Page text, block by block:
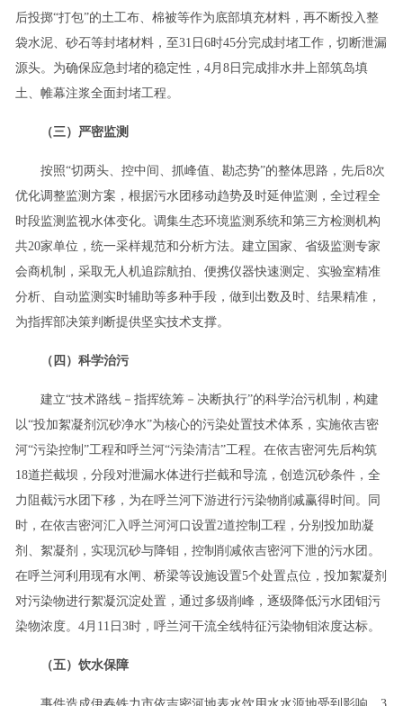
后投掷“打包”的土工布、棉被等作为底部填充材料，再不断投入整
袋水泥、砂石等封堵材料，至31日6时45分完成封堵工作，切断泄漏
源头。为确保应急封堵的稳定性，4月8日完成排水井上部筑岛填
土、帷幕注浆全面封堵工程。
（三）严密监测
按照“切两头、控中间、抓峰值、勘态势”的整体思路，先后8次
优化调整监测方案，根据污水团移动趋势及时延伸监测，全过程全
时段监测监视水体变化。调集生态环境监测系统和第三方检测机构
共20家单位，统一采样规范和分析方法。建立国家、省级监测专家
会商机制，采取无人机追踪航拍、便携仪器快速测定、实验室精准
分析、自动监测实时辅助等多种手段，做到出数及时、结果精准，
为指挥部决策判断提供坚实技术支撑。
（四）科学治污
建立“技术路线－指挥统筹－决断执行”的科学治污机制，构建
以“投加絮凝剂沉砂净水”为核心的污染处置技术体系，实施依吉密
河“污染控制”工程和呼兰河“污染清洁”工程。在依吉密河先后构筑
18道拦截坝，分段对泄漏水体进行拦截和导流，创造沉砂条件，全
力阻截污水团下移，为在呼兰河下游进行污染物削减赢得时间。同
时，在依吉密河汇入呼兰河河口设置2道控制工程，分别投加助凝
剂、絮凝剂，实现沉砂与降钼，控制削减依吉密河下泄的污水团。
在呼兰河利用现有水闸、桥梁等设施设置5个处置点位，投加絮凝剂
对污染物进行絮凝沉淀处置，通过多级削峰，逐级降低污水团钼污
染物浓度。4月11日3时，呼兰河干流全线特征污染物钼浓度达标。
（五）饮水保障